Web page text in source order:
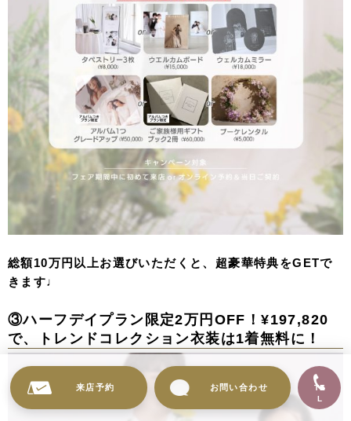
総額10万円以上お選びいただくと、超豪華特典をGETで
きます♩
③ハーフデイプラン限定2万円OFF！¥197,820
で、トレンドコレクション衣装は1着無料に！
来店予約 お問い合わせ
TE
L